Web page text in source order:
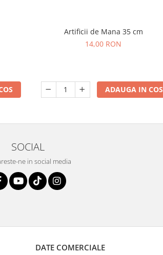
Artificii de Mana 35 cm
14,00 RON
ADAUGA IN COS
SOCIAL
ne in social media
DATE COMERCIALE